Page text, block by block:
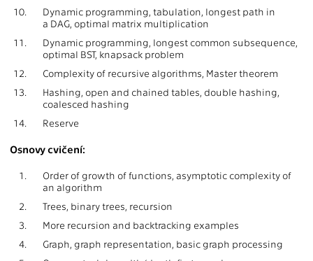
10.
Dynamic programming, tabulation, longest path in
a DAG, optimal matrix multiplication
11.
Dynamic programming, longest common subsequence,
optimal BST, knapsack problem
12.
Complexity of recursive algorithms, Master theorem
13.
Hashing, open and chained tables, double hashing,
coalesced hashing
14.
Reserve
Osnovy cvičení:
1.
Order of growth of functions, asymptotic complexity of
an algorithm
2.
Trees, binary trees, recursion
3.
More recursion and backtracking examples
4.
Graph, graph representation, basic graph processing